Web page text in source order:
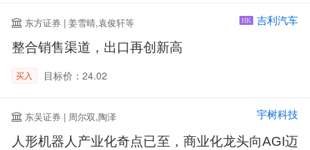
东方证券 | 姜雪晴,袁俊轩等 HK 吉利汽车
整合销售渠道，出口再创新高
买入 目标价：24.02
东吴证券 | 周尔双,陶泽 宇树科技
人形机器人产业化奇点已至，商业化龙头向AGI迈